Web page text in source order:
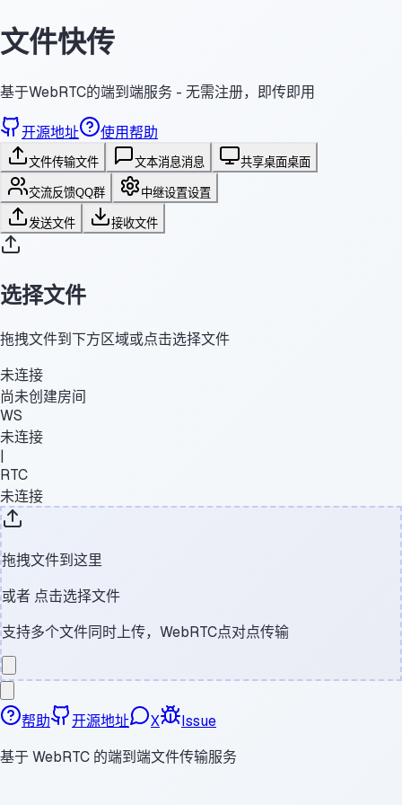
文件快传
基于WebRTC的端到端服务 - 无需注册，即传即用
开源地址 使用帮助
文件传输文件 文本消息消息 共享桌面桌面
交流反馈QQ群 中继设置设置
发送文件 接收文件
选择文件
拖拽文件到下方区域或点击选择文件
未连接
尚未创建房间
WS
未连接
|
RTC
未连接
拖拽文件到这里
或者 点击选择文件
支持多个文件同时上传，WebRTC点对点传输
帮助 开源地址 X
Issue
基于 WebRTC 的端到端文件传输服务